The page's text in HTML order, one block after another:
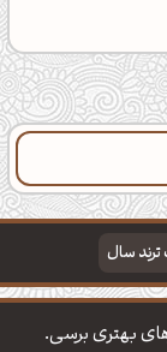
ترند سال
مولانا
بهتری برسی.